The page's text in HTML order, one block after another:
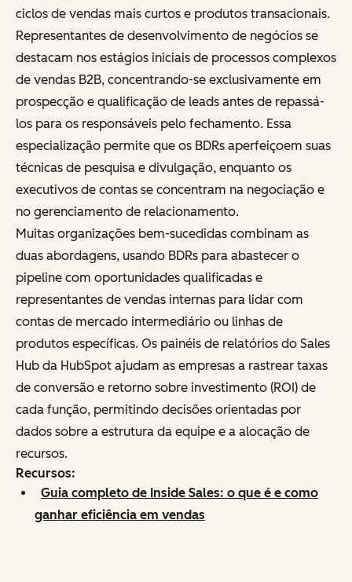
ciclos de vendas mais curtos e produtos transacionais.
Representantes de desenvolvimento de negócios se
destacam nos estágios iniciais de processos complexos
de vendas B2B, concentrando-se exclusivamente em
prospecção e qualificação de leads antes de repassá-
los para os responsáveis pelo fechamento. Essa
especialização permite que os BDRs aperfeiçoem suas
técnicas de pesquisa e divulgação, enquanto os
executivos de contas se concentram na negociação e
no gerenciamento de relacionamento.
Muitas organizações bem-sucedidas combinam as
duas abordagens, usando BDRs para abastecer o
pipeline com oportunidades qualificadas e
representantes de vendas internas para lidar com
contas de mercado intermediário ou linhas de
produtos específicas. Os painéis de relatórios do Sales
Hub da HubSpot ajudam as empresas a rastrear taxas
de conversão e retorno sobre investimento (ROI) de
cada função, permitindo decisões orientadas por
dados sobre a estrutura da equipe e a alocação de
recursos.
Recursos:
Guia completo de Inside Sales: o que é e como
ganhar eficiência em vendas